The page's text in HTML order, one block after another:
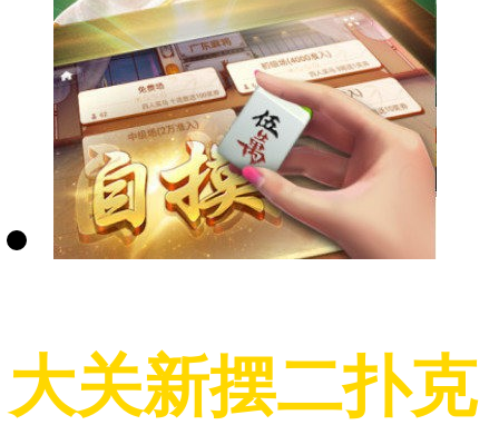
大关新摆二扑克